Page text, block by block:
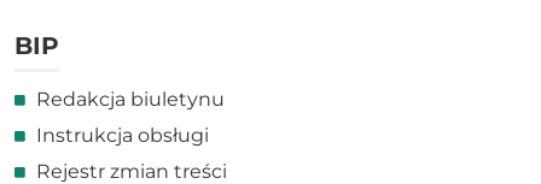
BIP
Redakcja biuletynu
Instrukcja obsługi
Rejestr zmian treści